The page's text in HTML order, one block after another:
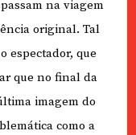
na viagem
original. Tal
espectador, que
que no final da
imagem do
como a